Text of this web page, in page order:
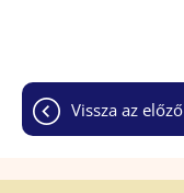
vissza az